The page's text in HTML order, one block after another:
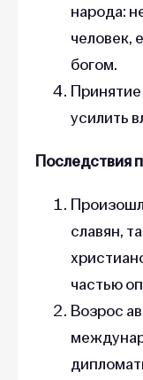
народа:
человек,
богом.
Принятие
усилить
Последствия
славян,
частью
Возрос